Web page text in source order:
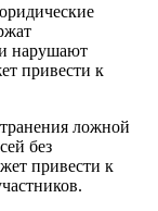
нарушают
привести к
ложной
без
привести к